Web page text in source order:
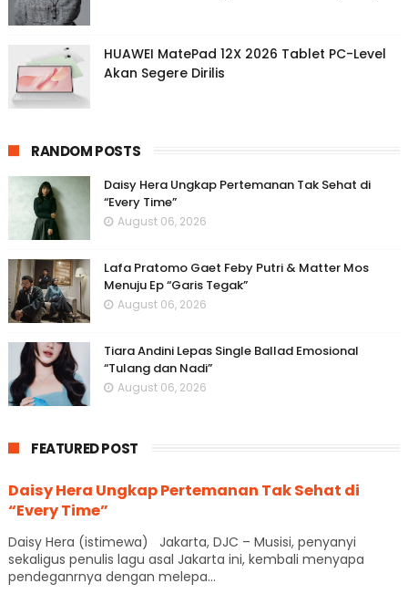
HUAWEI MatePad 12X 2026 Tablet PC-Level
Akan Segere Dirilis
RANDOM POSTS
Daisy Hera Ungkap Pertemanan Tak Sehat di
“Every Time”
August 06, 2026
Lafa Pratomo Gaet Feby Putri & Matter Mos
Menuju Ep “Garis Tegak”
August 06, 2026
Tiara Andini Lepas Single Ballad Emosional
“Tulang dan Nadi”
August 06, 2026
FEATURED POST
Daisy Hera Ungkap Pertemanan Tak Sehat di
“Every Time”
Daisy Hera (istimewa) Jakarta, DJC – Musisi, penyanyi
sekaligus penulis lagu asal Jakarta ini, kembali menyapa
pendeganrnya dengan melepa...